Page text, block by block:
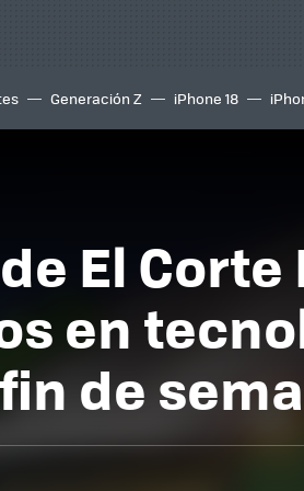
Generación Z iPhone 18
El
en
de